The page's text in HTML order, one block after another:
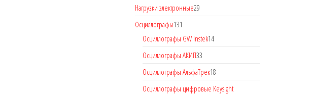
Нагрузки электронные29
Осциллографы131
Осциллографы GW Instek14
Осциллографы АКИП33
Осциллографы АльфаТрек18
Осциллографы цифровые Keysight